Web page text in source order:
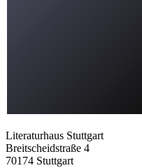
Literaturhaus Stuttgart
Breitscheidstraße 4
70174 Stuttgart